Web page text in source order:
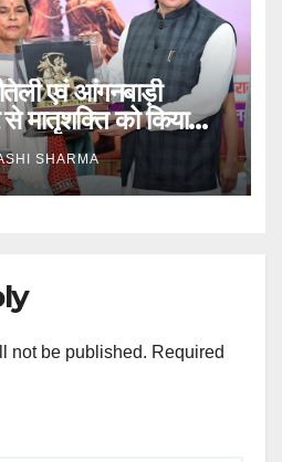
एवं आंगनबाड़ी
से मातृशक्ति को किया
SHARMA
not be published. Required